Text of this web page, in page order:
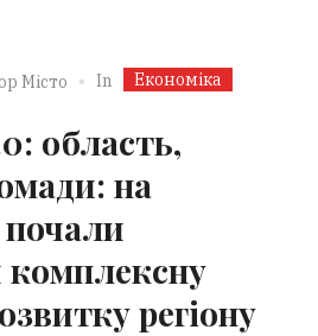
Місто In Економіка
область,
на
комплексну
регіону